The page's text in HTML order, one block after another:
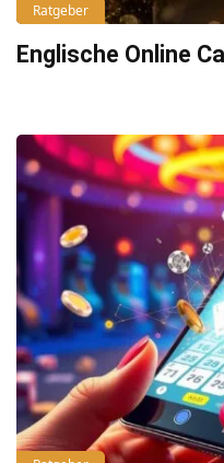
Ratgeber
Englische Online